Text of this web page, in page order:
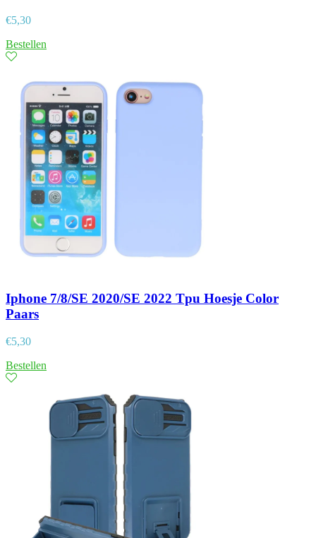
€5,30
Bestellen
Iphone 7/8/SE 2020/SE 2022 Tpu Hoesje Color
Paars
€5,30
Bestellen